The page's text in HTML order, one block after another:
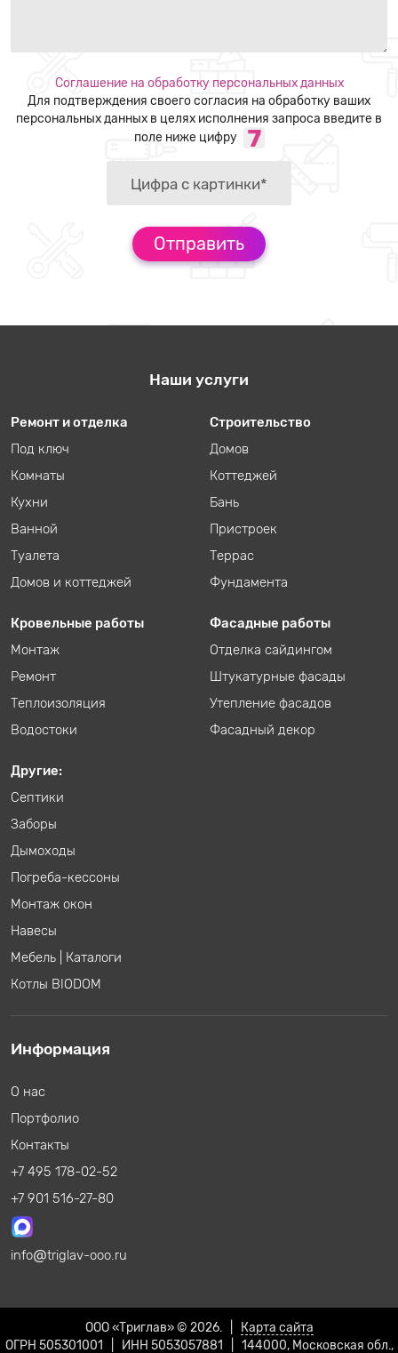
Соглашение на обработку персональных данных
Для подтверждения своего согласия на обработку ваших
персональных данных в целях исполнения запроса введите в
поле ниже цифру
Наши услуги
Ремонт и отделка
Под ключ
Комнаты
Кухни
Ванной
Туалета
Домов и коттеджей
Строительство
Домов
Коттеджей
Бань
Пристроек
Террас
Фундамента
Кровельные работы
Монтаж
Ремонт
Теплоизоляция
Водостоки
Фасадные работы
Отделка сайдингом
Штукатурные фасады
Утепление фасадов
Фасадный декор
Другие:
Септики
Заборы
Дымоходы
Погреба-кессоны
Монтаж окон
Навесы
Мебель
Каталоги
Котлы BIODOM
Информация
О нас
Портфолио
Контакты
+7 495 178-02-52
+7 901 516-27-80
info triglav-ooo.ru
ООО «Триглав» © 2026. |
Карта сайта
ОГРН 505301001 | ИНН 5053057881 | 144000, Московская обл.,